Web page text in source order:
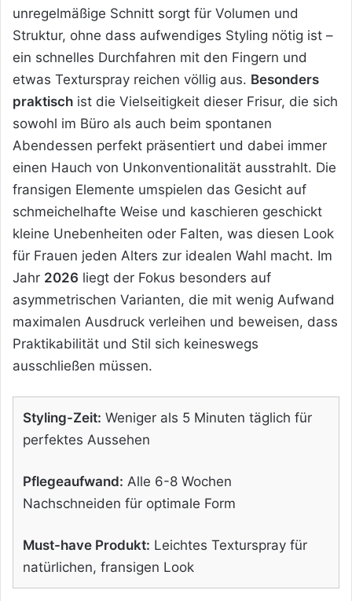
unregelmäßige Schnitt sorgt für Volumen und
Struktur, ohne dass aufwendiges Styling nötig ist –
ein schnelles Durchfahren mit den Fingern und
etwas Texturspray reichen völlig aus. Besonders
praktisch ist die Vielseitigkeit dieser Frisur, die sich
sowohl im Büro als auch beim spontanen
Abendessen perfekt präsentiert und dabei immer
einen Hauch von Unkonventionalität ausstrahlt. Die
fransigen Elemente umspielen das Gesicht auf
schmeichelhafte Weise und kaschieren geschickt
kleine Unebenheiten oder Falten, was diesen Look
für Frauen jeden Alters zur idealen Wahl macht. Im
Jahr 2026 liegt der Fokus besonders auf
asymmetrischen Varianten, die mit wenig Aufwand
maximalen Ausdruck verleihen und beweisen, dass
Praktikabilität und Stil sich keineswegs
ausschließen müssen.
Styling-Zeit: Weniger als 5 Minuten täglich für
perfektes Aussehen
Pflegeaufwand: Alle 6-8 Wochen
Nachschneiden für optimale Form
Must-have Produkt: Leichtes Texturspray für
natürlichen, fransigen Look